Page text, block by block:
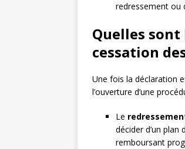
redressement ou
Quelles sont
cessation
Une fois la déclaration
l’ouverture d’une
Le
décider d’un
remboursant